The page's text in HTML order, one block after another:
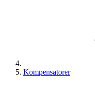
Kompensatorer